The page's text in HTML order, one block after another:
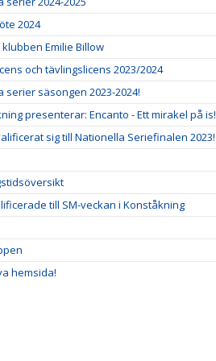
2024
Emilie Billow
och tävlingslicens 2023/2024
säsongen 2023-2024!
presenterar: Encanto - Ett mirakel på is!
sig till Nationella Seriefinalen 2023!
till SM-veckan i Konståkning
hemsida!